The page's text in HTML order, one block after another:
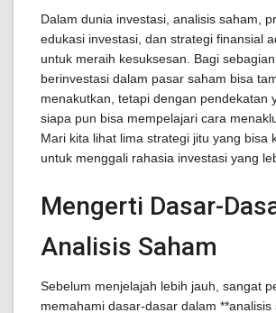
Dalam dunia investasi, analisis saham,
edukasi investasi, dan strategi finansial
untuk meraih kesuksesan. Bagi sebagian
berinvestasi dalam pasar saham bisa
menakutkan, tetapi dengan pendekatan
siapa pun bisa mempelajari cara
Mari kita lihat lima strategi jitu yang bisa
untuk menggali rahasia investasi yang
Mengerti Dasar-
Analisis Saham
Sebelum menjelajah lebih jauh, sangat
memahami dasar-dasar dalam **analisis